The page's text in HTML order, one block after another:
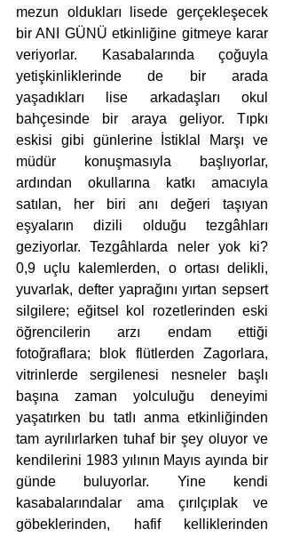
mezun oldukları lisede gerçekleşecek
bir ANI GÜNÜ etkinliğine gitmeye karar
veriyorlar. Kasabalarında çoğuyla
yetişkinliklerinde de bir arada
yaşadıkları lise arkadaşları okul
bahçesinde bir araya geliyor. Tıpkı
eskisi gibi günlerine İstiklal Marşı ve
müdür konuşmasıyla başlıyorlar,
ardından okullarına katkı amacıyla
satılan, her biri anı değeri taşıyan
eşyaların dizili olduğu tezgâhları
geziyorlar. Tezgâhlarda neler yok ki?
0,9 uçlu kalemlerden, o ortası delikli,
yuvarlak, defter yaprağını yırtan sepsert
silgilere; eğitsel kol rozetlerinden eski
öğrencilerin arzı endam ettiği
fotoğraflara; blok flütlerden Zagorlara,
vitrinlerde sergilenesi nesneler başlı
başına zaman yolculuğu deneyimi
yaşatırken bu tatlı anma etkinliğinden
tam ayrılırlarken tuhaf bir şey oluyor ve
kendilerini 1983 yılının Mayıs ayında bir
günde buluyorlar. Yine kendi
kasabalarındalar ama çırılçıplak ve
göbeklerinden, hafif kelliklerinden